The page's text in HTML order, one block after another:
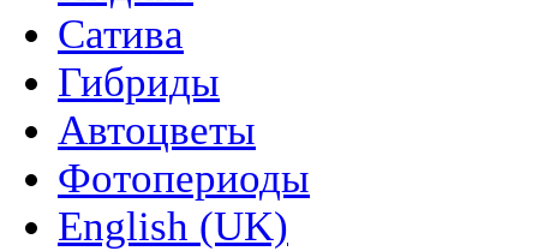
Сатива
Гибриды
Автоцветы
Фотопериоды
English (UK)